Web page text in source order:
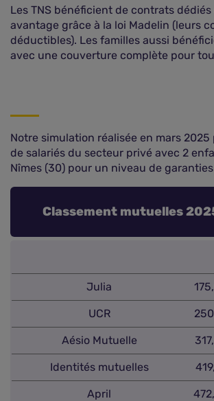
Les TNS bénéficient de contrats
avantage grâce à la loi Madelin (leurs
déductibles). Les familles aussi
avec une couverture complète pour
Notre simulation réalisée en mars
de salariés du secteur privé avec 2
Nîmes (30) pour un niveau de
Classement mutuelles
Julia
UCR
Aésio Mutuelle
Identités mutuelles
April